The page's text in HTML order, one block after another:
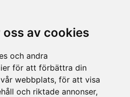
av cookies
och andra
för att förbättra din
webbplats, för att visa
och riktade annonser,